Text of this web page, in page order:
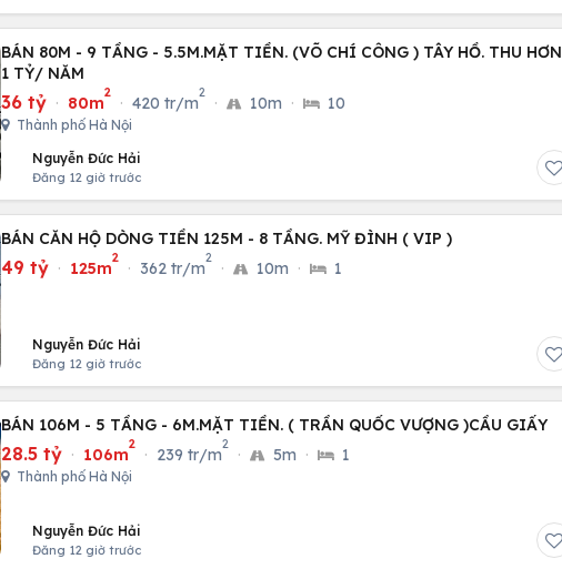
BÁN 80M - 9 TẦNG - 5.5M.MẶT TIỀN. (VÕ CHÍ CÔNG ) TÂY HỒ. THU HƠN
1 TỶ/ NĂM
36 tỷ · 80m
2
· 420 tr/m
2
· 10m · 10
Thành phố Hà Nội
Nguyễn Đức Hải
Đăng 12 giờ trước
BÁN CĂN HỘ DÒNG TIỀN 125M - 8 TẦNG. MỸ ĐÌNH ( VIP )
49 tỷ · 125m
2
· 362 tr/m
2
· 10m · 1
Nguyễn Đức Hải
Đăng 12 giờ trước
BÁN 106M - 5 TẦNG - 6M.MẶT TIỀN. ( TRẦN QUỐC VƯỢNG )CẦU GIẤY
28.5 tỷ · 106m
2
· 239 tr/m
2
· 5m · 1
Thành phố Hà Nội
Nguyễn Đức Hải
Đăng 12 giờ trước